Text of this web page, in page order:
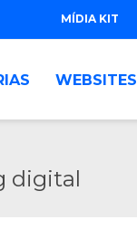
MÍDIA KIT
WEBSITES
digital